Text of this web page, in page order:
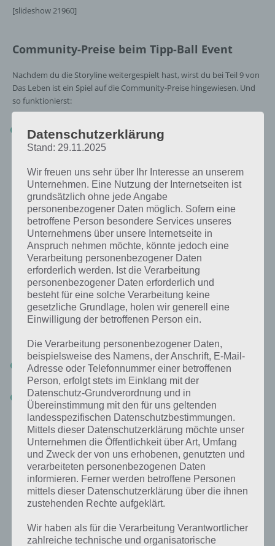
[slideshow 21960]
Community-Preise beim Tipp-Ball Event
Nachdem du die Storyline weitergespielt hast, wirst du bei Teil 9 von
Das Leben ist ein Spiel auf die Community-Preise hingewiesen. Und
so funktionierst:
Kaufe einen Sportball im Amateur-Shop für 40
Dollar
Simpsons Springfield Sportball im Amateur Shop für
Werfe den Sportball in ein anderes Springfield (Button oben
rechts)
Die Community-Preise werden freigeschaltet, nachdem die
entsprechende Anzahl an Sportbällen in ein anderes Springfield
geworfen worden sind
Das bedeutet, dass diese Preise alle Spieler von Simpsons Springfield
bekommen, wenn die entsprechende Anzahl erreicht hast (alle
Spieler helfen also mit). Allerdings ist ein Sportball mit 500 Amateur-
Dollar teuer. Wir raten daher zu Beginn noch davon ab bis du deine
Tipp-Ball-Spieler verbessert oder deine Wunschpreise gesichert hast.
Datenschutzerklärung
Stand: 29.11.2025
Wir freuen uns sehr über Ihr Interesse an unserem
Unternehmen. Eine Nutzung der Internetseiten ist
grundsätzlich ohne jede Angabe
personenbezogener Daten möglich. Sofern eine
betroffene Person besondere Services unseres
Unternehmens über unsere Internetseite in
Anspruch nehmen möchte, könnte jedoch eine
Verarbeitung personenbezogener Daten
erforderlich werden. Ist die Verarbeitung
personenbezogener Daten erforderlich und
besteht für eine solche Verarbeitung keine
gesetzliche Grundlage, holen wir generell eine
Einwilligung der betroffenen Person ein.
Die Verarbeitung personenbezogener Daten,
beispielsweise des Namens, der Anschrift, E-Mail-
Adresse oder Telefonnummer einer betroffenen
Person, erfolgt stets im Einklang mit der
Datenschutz-Grundverordnung und in
Übereinstimmung mit den für uns geltenden
landesspezifischen Datenschutzbestimmungen.
Mittels dieser Datenschutzerklärung möchte unser
Unternehmen die Öffentlichkeit über Art, Umfang
und Zweck der von uns erhobenen, genutzten und
verarbeiteten personenbezogenen Daten
informieren. Ferner werden betroffene Personen
mittels dieser Datenschutzerklärung über die ihnen
zustehenden Rechte aufgeklärt.
Wir haben als für die Verarbeitung Verantwortlicher
zahlreiche technische und organisatorische